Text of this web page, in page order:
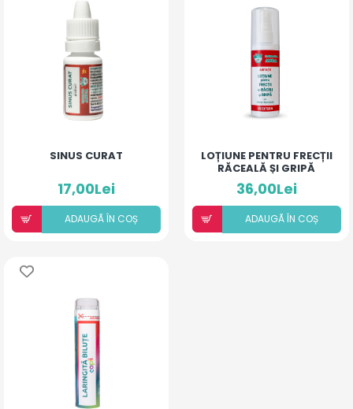
SINUS CURAT
17,00Lei
ADAUGÃ ÎN COȘ
LOȚIUNE PENTRU FRECȚII
RĂCEALĂ ȘI GRIPĂ
36,00Lei
ADAUGÃ ÎN COȘ